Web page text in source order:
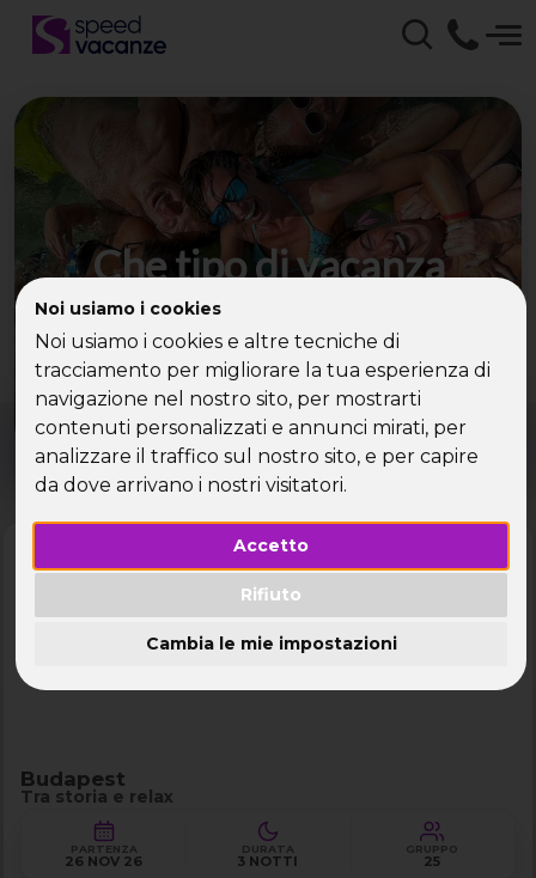
Noi usiamo i cookies
Noi usiamo i cookies e altre tecniche di
tracciamento per migliorare la tua esperienza di
navigazione nel nostro sito, per mostrarti
contenuti personalizzati e annunci mirati, per
analizzare il traffico sul nostro sito, e per capire
da dove arrivano i nostri visitatori.
Accetto
Rifiuto
Cambia le mie impostazioni
Che tipo di vacanza
cerchi?
Scegli la tua destinazione tra le diverse proposte
di Speed Vacanze®
Dove? Quando?
Tutto l'anno
SPA INCLUSA
VOLI DISPONIBILI
PRENOTA PRIMA -100€
Budapest
Tra storia e relax
PARTENZA
26 NOV 26
DURATA
3 NOTTI
GRUPPO
25